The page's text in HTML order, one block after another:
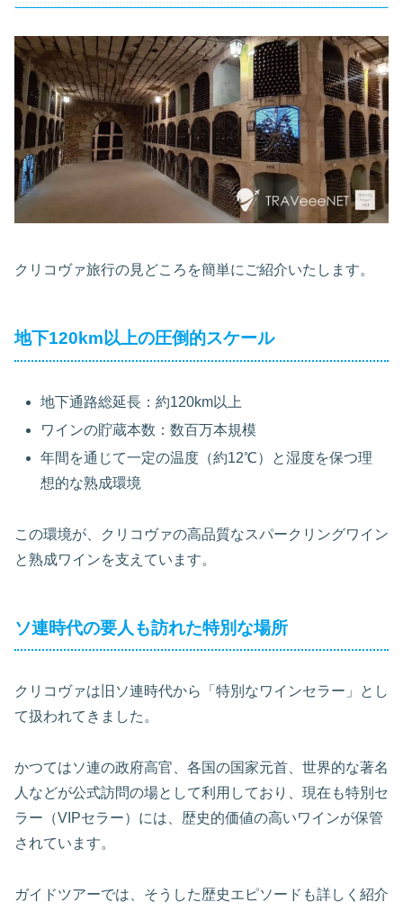
クリコヴァ旅行の見どころを簡単にご紹介いたします。
地下120km以上の圧倒的スケール
地下通路総延長：約120km以上
ワインの貯蔵本数：数百万本規模
年間を通じて一定の温度（約12℃）と湿度を保つ理
想的な熟成環境
この環境が、クリコヴァの高品質なスパークリングワイン
と熟成ワインを支えています。
ソ連時代の要人も訪れた特別な場所
クリコヴァは旧ソ連時代から「特別なワインセラー」とし
て扱われてきました。
かつてはソ連の政府高官、各国の国家元首、世界的な著名
人などが公式訪問の場として利用しており、現在も特別セ
ラー（VIPセラー）には、歴史的価値の高いワインが保管
されています。
ガイドツアーでは、そうした歴史エピソードも詳しく紹介